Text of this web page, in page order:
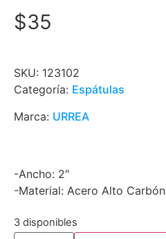
$35
SKU: 123102
Categoría: Espátulas
Marca: URREA
-Ancho: 2″
-Material: Acero Alto Carbón
3 disponibles